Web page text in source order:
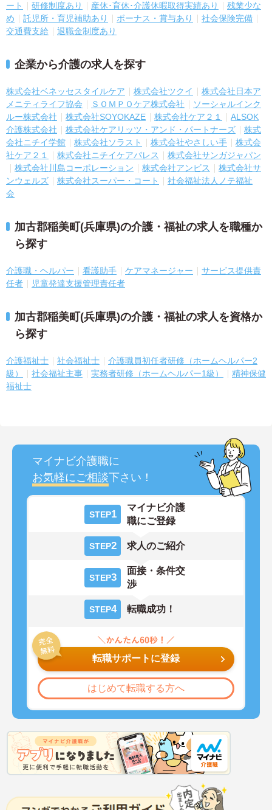
ート
研修制度あり 産休･育休･介護休暇取得実績あり
残業少な
め
託児所・育児補助あり ボーナス・賞与あり
社会保険完備
交通費支給
退職金制度あり
企業から介護の求人を探す
株式会社ベネッセスタイルケア 株式会社ツクイ
株式会社日本ア
メニティライフ協会
ＳＯＭＰＯケア株式会社
ソーシャルインク
ルー株式会社
株式会社SOYOKAZE 株式会社ケア２１
ALSOK
介護株式会社
株式会社ケアリッツ・アンド・パートナーズ
株式
会社ニチイ学館
株式会社ソラスト 株式会社やさしい手
株式会
社ケア２１
株式会社ニチイケアパレス
株式会社サンガジャパン
株式会社川島コーポレーション
株式会社アンビス
株式会社サ
ンウェルズ
株式会社スーパー・コート
社会福祉法人ノテ福祉
会
加古郡稲美町(兵庫県)の介護・福祉の求人を職種か
ら探す
介護職・ヘルパー 看護助手 ケアマネージャー
サービス提供責
任者
児童発達支援管理責任者
加古郡稲美町(兵庫県)の介護・福祉の求人を資格か
ら探す
介護福祉士 社会福祉士
介護職員初任者研修（ホームヘルパー2
級）
社会福祉主事 実務者研修（ホームヘルパー1級）
精神保健
福祉士
マイナビ介護職に
お気軽にご相談下さい！
STEP1
マイナビ介護
職にご登録
STEP2 求人のご紹介
STEP3
面接・条件交
渉
STEP4 転職成功！
転職サポートに登録
はじめて転職する方へ